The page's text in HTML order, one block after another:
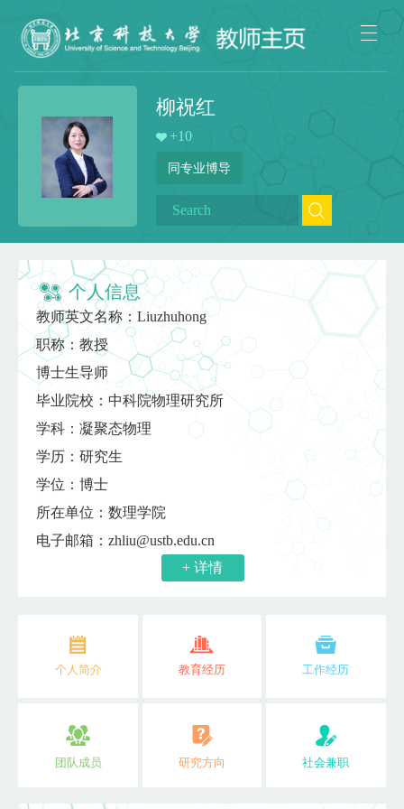
柳祝红
+10
同专业博导
个人信息
教师英文名称：Liuzhuhong
职称：教授
博士生导师
毕业院校：中科院物理研究所
学科：凝聚态物理
学历：研究生
学位：博士
所在单位：数理学院
电子邮箱： zhliu@ustb.edu.cn
+ 详情
个人简介 教育经历 工作经历
团队成员 研究方向 社会兼职